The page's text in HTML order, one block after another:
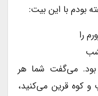
بودم با این بیت:
را
می‌گفت شما هر
کوه قرین می‌کنید،